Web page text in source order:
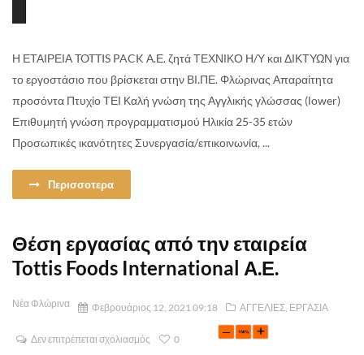
Η ΕΤΑΙΡΕΙΑ TOTTIS PACK Α.Ε. ζητά ΤΕΧΝΙΚΟ Η/Υ και ΔΙΚΤΥΩΝ για
το εργοστάσιο που βρίσκεται στην ΒΙ.ΠΕ. Φλώρινας Απαραίτητα
προσόντα Πτυχίο ΤΕΙ Καλή γνώση της Αγγλικής γλώσσας (lower)
Επιθυμητή γνώση προγραμματισμού Ηλικία 25-35 ετών
Προσωπικές ικανότητες Συνεργασία/επικοινωνία, ...
Περισσοτερα
Θέση εργασίας από την εταιρεία
Tottis Foods International Α.Ε.
Νέα Φλώρινα Φεβρουάριος 12, 2021 09:18 ΑΓΓΕΛΙΕΣ ΕΡΓΑΣΙΑ
Δεν επιτρέπεται σχολιασμός 0